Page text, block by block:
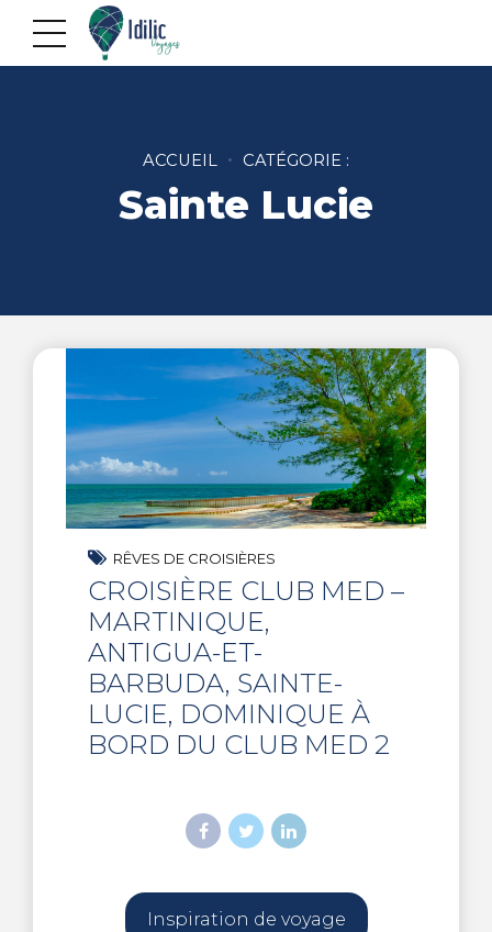
ACCUEIL CATÉGORIE :
Sainte Lucie
RÊVES DE CROISIÈRES
CROISIÈRE CLUB MED –
MARTINIQUE,
ANTIGUA-ET-
BARBUDA, SAINTE-
LUCIE, DOMINIQUE À
BORD DU CLUB MED 2
Inspiration de voyage